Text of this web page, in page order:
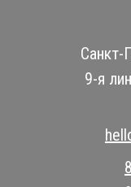
Санкт-
9-я